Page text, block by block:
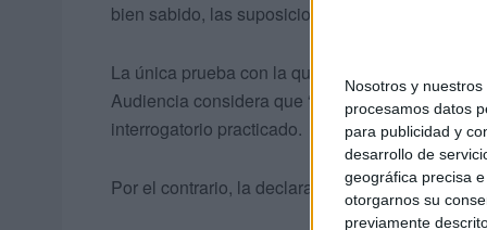
Nosotros y nuestros
procesamos datos
para publicidad y
desarrollo de
geográfica precisa
otorgarnos su
previamente
bien sabido, las suposiciones y sospechas
La única prueba con la que se contó fue la
Audiencia considera que “adolece de una
interrogatorio practicado.
Por el contrario, la declaración del acusado es